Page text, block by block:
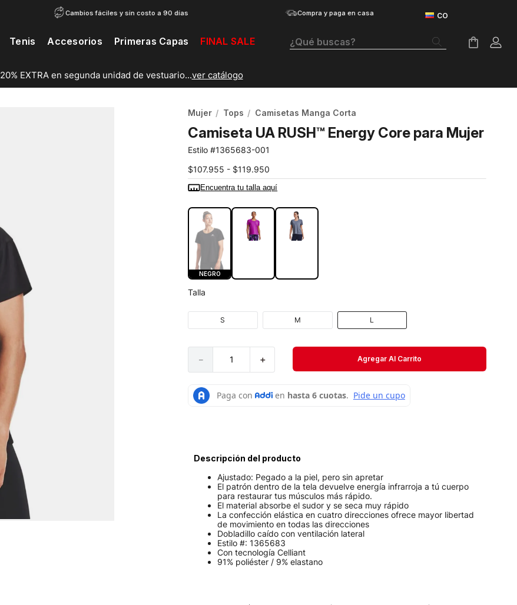
Cambios fáciles y sin costo a 90 días Compra y paga en casa
Tenis Accesorios Primeras Capas FINAL SALE ¿Qué buscas?
20% EXTRA en segunda unidad de vestuario...ver catálogo
Mujer Tops Camisetas Manga Corta
Camiseta UA RUSH™ Energy Core para Mujer
1365683-001
$107.955 - $119.950
Encuentra tu talla aquí
NEGRO
Talla
S M L
＋
－ Agregar Al Carrito
Descripción del producto
Ajustado: Pegado a la piel, pero sin apretar
El patrón dentro de la tela devuelve energía infrarroja a tú cuerpo
para restaurar tus músculos más rápido.
El material absorbe el sudor y se seca muy rápido
La confección elástica en cuatro direcciones ofrece mayor libertad
de movimiento en todas las direcciones
Dobladillo caído con ventilación lateral
Estilo #: 1365683
Con tecnología Celliant
91% poliéster / 9% elastano
Botas
Tenis Mujer
Guayos
Basketball
Short